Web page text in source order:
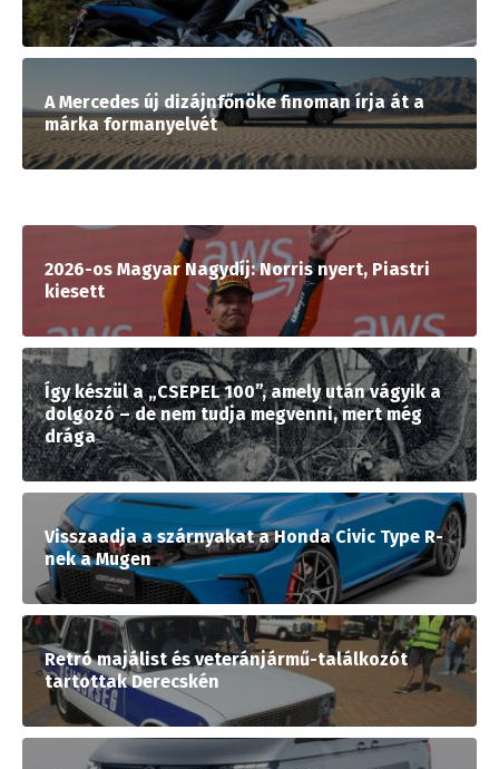
A Mercedes új dizájnfőnöke finoman írja át a
márka formanyelvét
2026-os Magyar Nagydíj: Norris nyert, Piastri
kiesett
Így készül a „CSEPEL 100”, amely után vágyik a
dolgozó – de nem tudja megvenni, mert még
drága
Visszaadja a szárnyakat a Honda Civic Type R-
nek a Mugen
Retró majálist és veteránjármű-találkozót
tartottak Derecskén